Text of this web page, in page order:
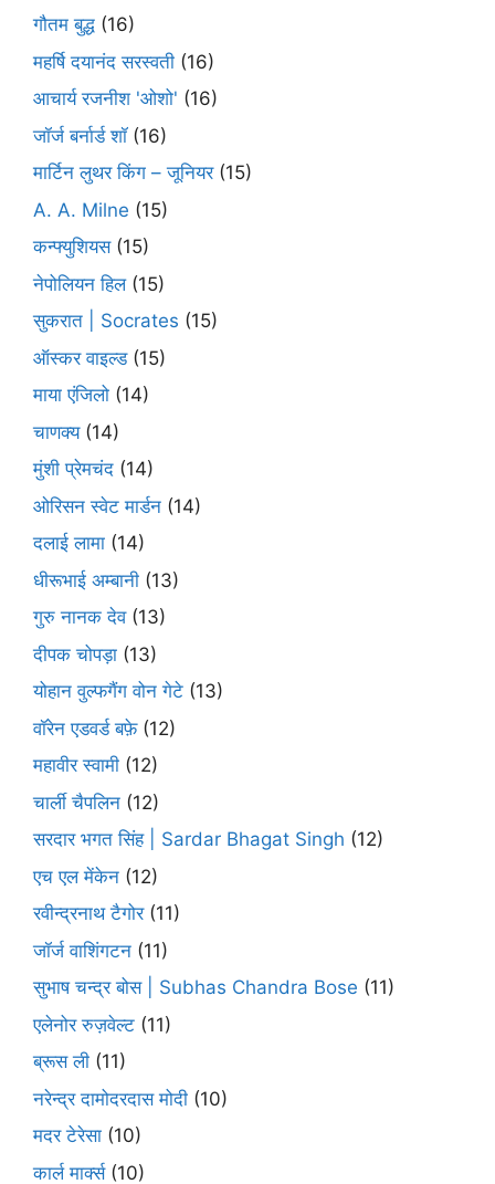
गौतम बुद्ध (16)
महर्षि दयानंद सरस्वती (16)
आचार्य रजनीश 'ओशो' (16)
जॉर्ज बर्नार्ड शॉ(16)
मार्टिन लुथर किंग – जूनियर(15)
A. A. Milne (15)
कन्फ्युशियस(15)
नेपोलियन हिल(15)
सुकरात | Socrates (15)
ऑस्कर वाइल्ड(15)
माया एंजिलो (14)
चाणक्य(14)
मुंशी प्रेमचंद (14)
ओरिसन स्‍वेट मार्डन (14)
दलाई लामा (14)
धीरूभाई अम्बानी (13)
गुरु नानक देव(13)
दीपक चोपड़ा (13)
योहान वुल्फगैंग वोन गेटे (13)
वॉरेन एडवर्ड बफ़े(12)
महावीर स्वामी (12)
चार्ली चैपलिन (12)
सरदार भगत सिंह | Sardar Bhagat Singh (12)
एच एल मेंकेन (12)
रवीन्द्रनाथ टैगोर(11)
जॉर्ज वाशिंगटन (11)
सुभाष चन्द्र बोस | Subhas Chandra Bose (11)
एलेनोर रुज़वेल्ट (11)
ब्रूस ली (11)
नरेन्द्र दामोदरदास मोदी (10)
मदर टेरेसा (10)
कार्ल मार्क्स(10)